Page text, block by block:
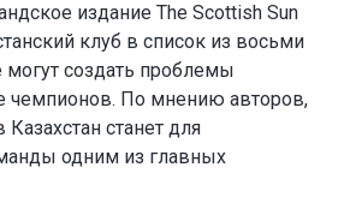
издание The Scottish Sun
клуб в список из восьми
создать проблемы
чемпионов. По мнению авторов,
станет для
одним из главных